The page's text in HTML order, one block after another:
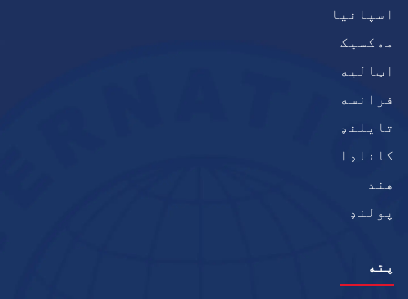
اسپانیا
مەکسیک
اټاليه
فرانسه
تایلنډ
کاناډا
هند
پولنډ
پته